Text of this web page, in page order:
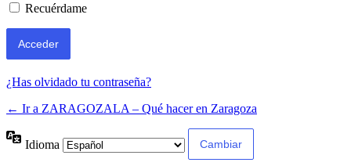
Recuérdame
¿Has olvidado tu contraseña?
← Ir a ZARAGOZALA – Qué hacer en Zaragoza
Idioma